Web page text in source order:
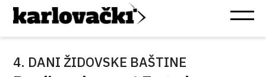
4. DANI ŽIDOVSKE BAŠTINE